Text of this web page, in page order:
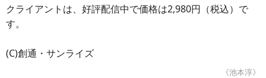
クライアントは、好評配信中で価格は2,980円（税込）で
す。
(C)創通・サンライズ
《池本淳》